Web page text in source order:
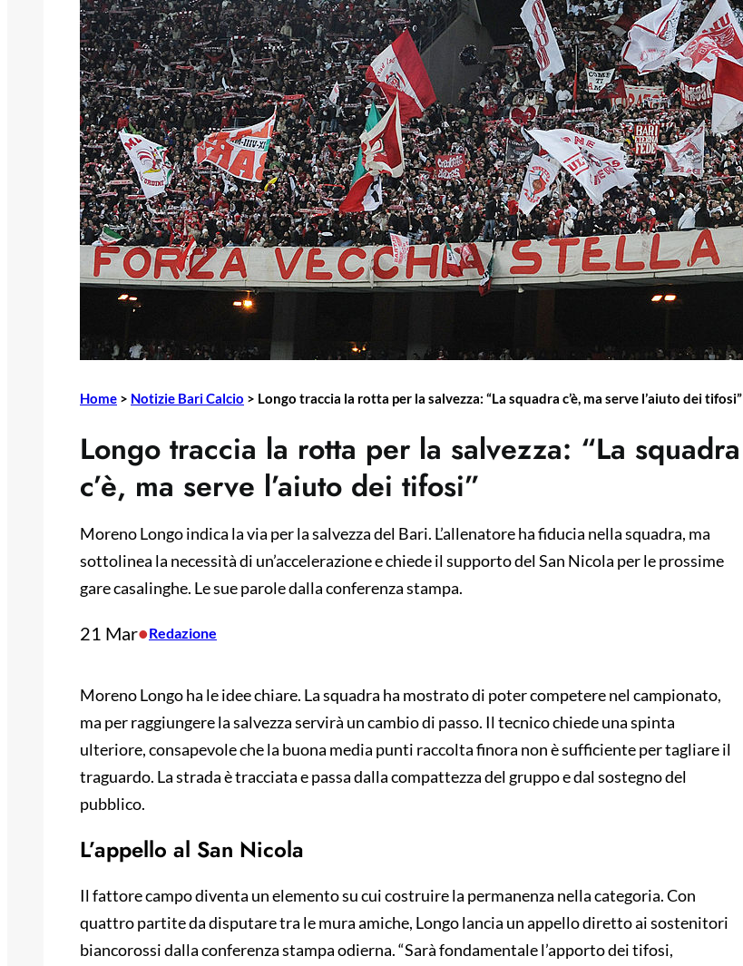
Home > Notizie Bari Calcio > Longo traccia la rotta per la salvezza: “La squadra c’è, ma serve l’aiuto dei tifosi”
Longo traccia la rotta per la salvezza: “La squadra
c’è, ma serve l’aiuto dei tifosi”
Moreno Longo indica la via per la salvezza del Bari. L’allenatore ha fiducia nella squadra, ma
sottolinea la necessità di un’accelerazione e chiede il supporto del San Nicola per le prossime
gare casalinghe. Le sue parole dalla conferenza stampa.
21 Mar•Redazione
Moreno Longo ha le idee chiare. La squadra ha mostrato di poter competere nel campionato,
ma per raggiungere la salvezza servirà un cambio di passo. Il tecnico chiede una spinta
ulteriore, consapevole che la buona media punti raccolta finora non è sufficiente per tagliare il
traguardo. La strada è tracciata e passa dalla compattezza del gruppo e dal sostegno del
pubblico.
L’appello al San Nicola
Il fattore campo diventa un elemento su cui costruire la permanenza nella categoria. Con
quattro partite da disputare tra le mura amiche, Longo lancia un appello diretto ai sostenitori
biancorossi dalla conferenza stampa odierna. “Sarà fondamentale l’apporto dei tifosi,